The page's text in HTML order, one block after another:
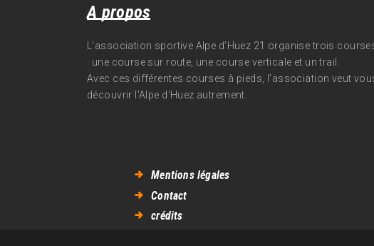
A propos
L’association sportive Alpe d’Huez 21 organise trois
: une course sur route, une course verticale et un trail.
Avec ces différentes courses à pieds, l’association veut
découvrir l’Alpe d‘Huez autrement.
Mentions légales
Contact
crédits